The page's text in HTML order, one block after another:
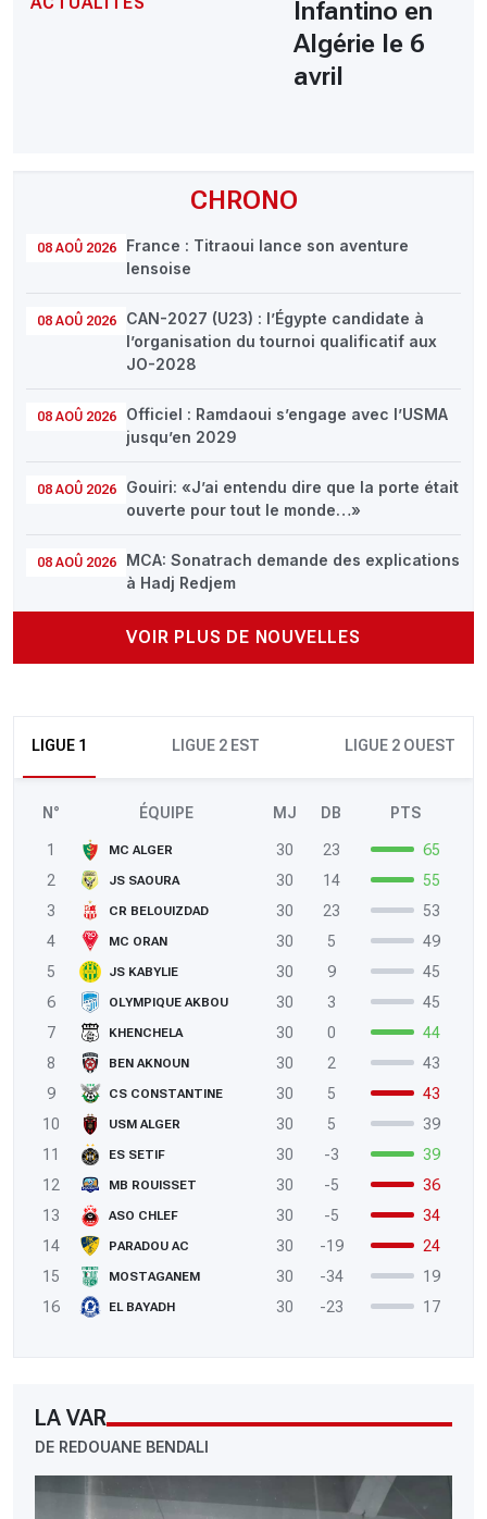
CHRONO
08 AOÛ 2026
France : Titraoui lance son aventure
lensoise
08 AOÛ 2026
CAN-2027 (U23) : l’Égypte candidate à
l’organisation du tournoi qualificatif aux
JO-2028
08 AOÛ 2026
Officiel : Ramdaoui s’engage avec l’USMA
jusqu’en 2029
08 AOÛ 2026
Gouiri: «J’ai entendu dire que la porte était
ouverte pour tout le monde…»
08 AOÛ 2026
MCA: Sonatrach demande des explications
à Hadj Redjem
VOIR PLUS DE NOUVELLES
LIGUE 1 LIGUE 2 EST LIGUE 2 OUEST
N° ÉQUIPE MJ DB PTS
1 MC ALGER 30 23
65
2
JS SAOURA 30 14
55
3
CR BELOUIZDAD 30 23
53
4
MC ORAN 30 5
49
5
JS KABYLIE 30 9
45
6
OLYMPIQUE AKBOU 30 3
45
7
KHENCHELA 30 0
44
8
BEN AKNOUN 30 2
43
9
CS CONSTANTINE 30 5
43
10
USM ALGER 30 5
39
11
ES SETIF 30 -3
39
12
MB ROUISSET 30 -5
36
13
ASO CHLEF 30 -5
34
14
PARADOU AC 30 -19
24
15
MOSTAGANEM 30 -34
19
16
EL BAYADH 30 -23 17
LA VAR
DE REDOUANE BENDALI
Infantino en
Algérie le 6
avril